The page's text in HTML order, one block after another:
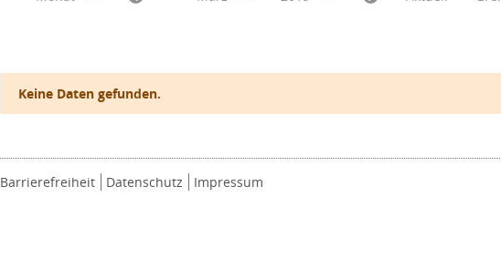
Keine Daten gefunden.
Barrierefreiheit Datenschutz Impressum